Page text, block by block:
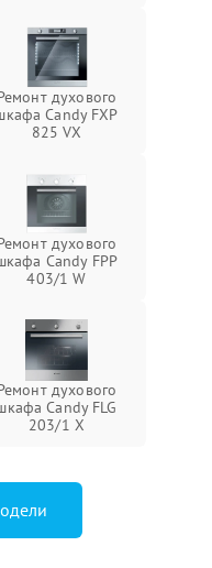
духового
Candy FXP
825 VX
духового
Candy FPP
403/1 W
духового
Candy FLG
203/1 X